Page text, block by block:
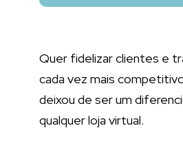
Quer fidelizar clientes e
cada vez mais
deixou de ser um
qualquer loja virtual.